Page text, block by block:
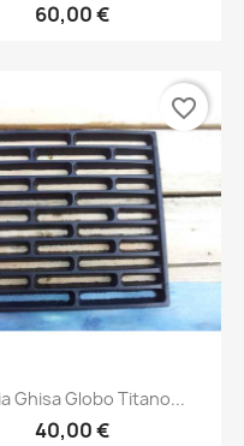
60,00 €
Anteprima
Ghisa Globo Titano...
40,00 €
favorite_border